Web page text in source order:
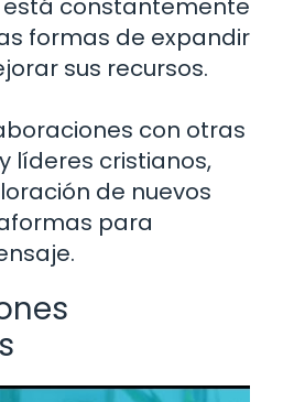
está constantemente
formas de expandir
sus recursos.
con otras
líderes cristianos,
de nuevos
para